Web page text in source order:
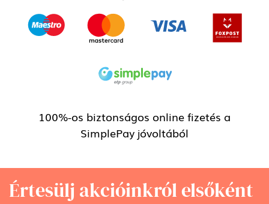
100%-os biztonságos online fizetés a
SimplePay jóvoltából
Értesülj akcióinkról elsőként